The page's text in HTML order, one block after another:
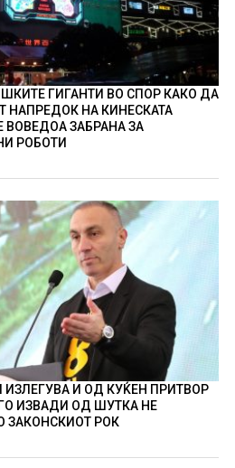
ГИГАНТИ ВО СПОР КАКО ДА
НАПРЕДОК НА КИНЕСКАТА
ВОВЕДОА ЗАБРАНА ЗА
РОБОТИ
ИЗЛЕГУВА И ОД КУЌЕН ПРИТВОР
ИЗВАДИ ОД ШУТКА НЕ
ЗАКОНСКИОТ РОК